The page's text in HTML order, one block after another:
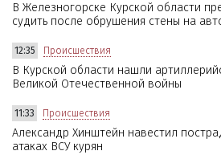
В Железногорске Курской области
судить после обрушения стены на
12:35 Происшествия
В Курской области нашли
Великой Отечественной войны
11:33 Происшествия
Александр Хинштейн навестил
атаках ВСУ курян